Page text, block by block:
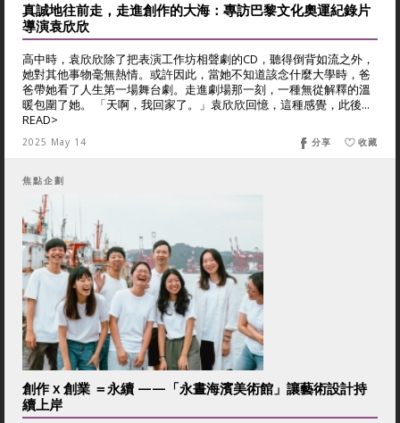
真誠地往前走，走進創作的大海：專訪巴黎文化奧運紀錄片
導演袁欣欣
高中時，袁欣欣除了把表演工作坊相聲劇的CD，聽得倒背如流之外，
她對其他事物毫無熱情。或許因此，當她不知道該念什麼大學時，爸
爸帶她看了人生第一場舞台劇。走進劇場那一刻，一種無從解釋的溫
暖包圍了她。 「天啊，我回家了。」袁欣欣回憶，這種感覺，此後...
READ>
2025 May 14 收藏
分享
焦點企劃
創作 x 創業 ＝永續 ——「永晝海濱美術館」讓藝術設計持
續上岸